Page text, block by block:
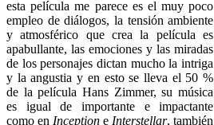
esta película me parece es el muy poco
empleo de diálogos, la tensión ambiente
y atmosférico que crea la película es
apabullante, las emociones y las miradas
de los personajes dictan mucho la intriga
y la angustia y en esto se lleva el 50 %
de la película Hans Zimmer, su música
es igual de importante e impactante
como en Inception e Interstellar, también